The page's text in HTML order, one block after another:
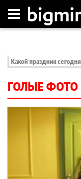
Какой праздник сегодня
ГОЛЫЕ ФОТО